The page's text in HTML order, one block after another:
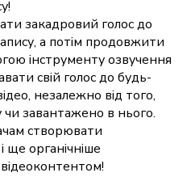
закадровий голос до
а потім продовжити
інструменту озвучення
свій голос до будь-
незалежно від того,
завантажено в нього.
створювати
ще органічніше